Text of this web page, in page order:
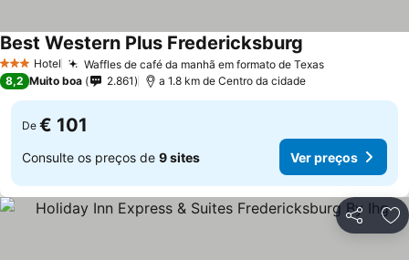
3 EstrelasHotel Waffles de café da manhã em formato de Texas
Best Western Plus Fredericksburg
8,2 Muito boa 2.861 a 1.8 km de Centro da cidade
De € 101
Consulte os preços de 9 sites Ver preços
Partilhar